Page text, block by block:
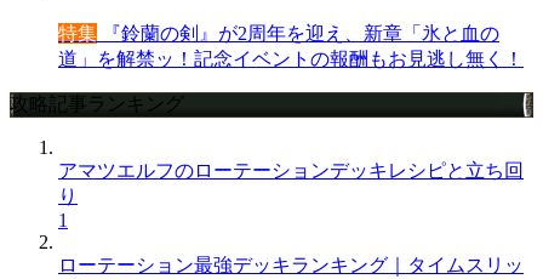
特集 『鈴蘭の剣』が2周年を迎え、新章「氷と血の
道」を解禁ッ！記念イベントの報酬もお見逃し無く！
攻略記事ランキング
アマツエルフのローテーションデッキレシピと立ち回
り
1
ローテーション最強デッキランキング｜タイムスリッ